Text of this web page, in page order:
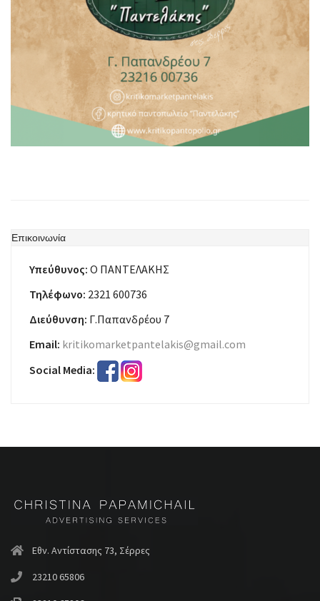
Επικοινωνία
Υπεύθυνος: Ο ΠΑΝΤΕΛΑΚΗΣ
Τηλέφωνο: 2321 600736
Διεύθυνση: Γ.Παπανδρέου 7
Email: kritikomarketpantelakis@gmail.com
Social Media:
Εθν. Αντίστασης 73, Σέρρες
23210 65806